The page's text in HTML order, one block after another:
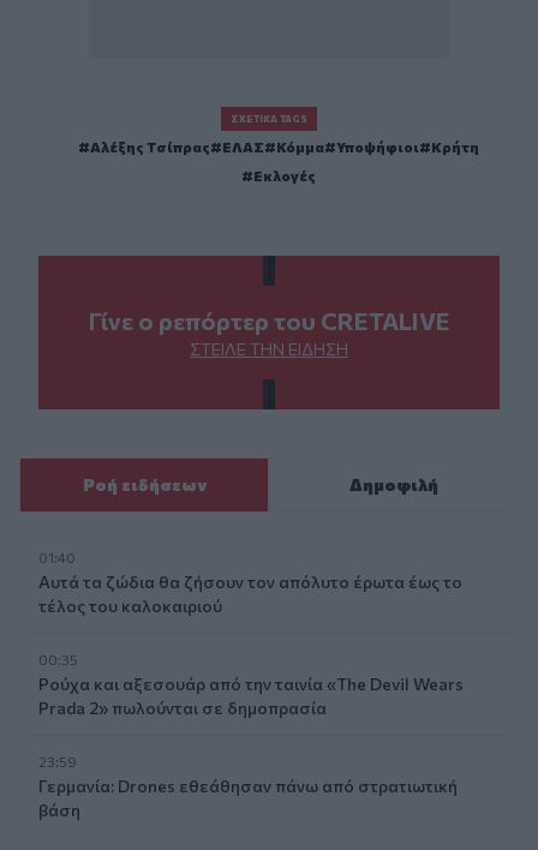
ΣΧΕΤΙΚΆ TAGS
Αλέξης Τσίπρας ΕΛΑΣ Κόμμα Υποψήφιοι
Κρήτη
Εκλογές
Γίνε ο ρεπόρτερ του CRETALIVE
ΣΤΕΊΛΕ ΤΗΝ ΕΊΔΗΣΗ
Ροή ειδήσεων Δημοφιλή
01:40
Αυτά τα ζώδια θα ζήσουν τον απόλυτο έρωτα έως το
τέλος του καλοκαιριού
00:35
Ρούχα και αξεσουάρ από την ταινία «The Devil Wears
Prada 2» πωλούνται σε δημοπρασία
23:59
Γερμανία: Drones εθεάθησαν πάνω από στρατιωτική
βάση